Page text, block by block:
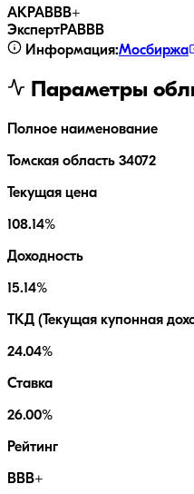
АКРАBBB+
ЭкспертРАBBB
Информация:Мосбиржа
Параметры
Полное наименование
Томская область 34072
Текущая цена
108.14%
Доходность
15.14%
ТКД (Текущая купонная
24.04%
Ставка
26.00%
Рейтинг
BBB+